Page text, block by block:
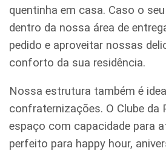
quentinha em casa. Caso o
dentro da nossa área de
pedido e aproveitar nossas
conforto da sua residência.
Nossa estrutura também é
confraternizações. O Clube da
espaço com capacidade para
perfeito para happy hour,